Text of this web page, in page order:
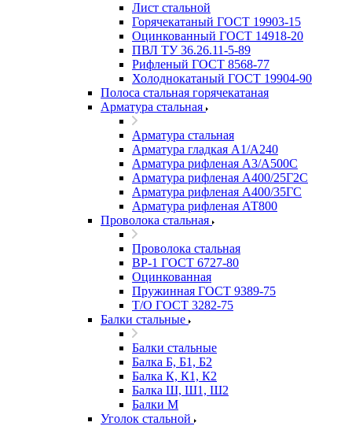
Лист стальной
Горячекатаный ГОСТ 19903-15
Оцинкованный ГОСТ 14918-20
ПВЛ ТУ 36.26.11-5-89
Рифленый ГОСТ 8568-77
Холоднокатаный ГОСТ 19904-90
Полоса стальная горячекатаная
Арматура стальная
Арматура стальная
Арматура гладкая А1/А240
Арматура рифленая А3/А500С
Арматура рифленая А400/25Г2С
Арматура рифленая А400/35ГС
Арматура рифленая АТ800
Проволока стальная
Проволока стальная
ВР-1 ГОСТ 6727-80
Оцинкованная
Пружинная ГОСТ 9389-75
Т/О ГОСТ 3282-75
Балки стальные
Балки стальные
Балка Б, Б1, Б2
Балка К, К1, К2
Балка Ш, Ш1, Ш2
Балки М
Уголок стальной